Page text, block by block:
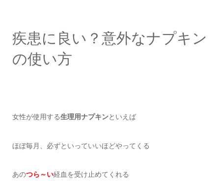
疾患に良い？意外なナプキン
の使い方
女性が使用する生理用ナプキンといえば
ほぼ毎月、必ずといっていいほどやってくる
あのつら～い経血を受け止めてくれる